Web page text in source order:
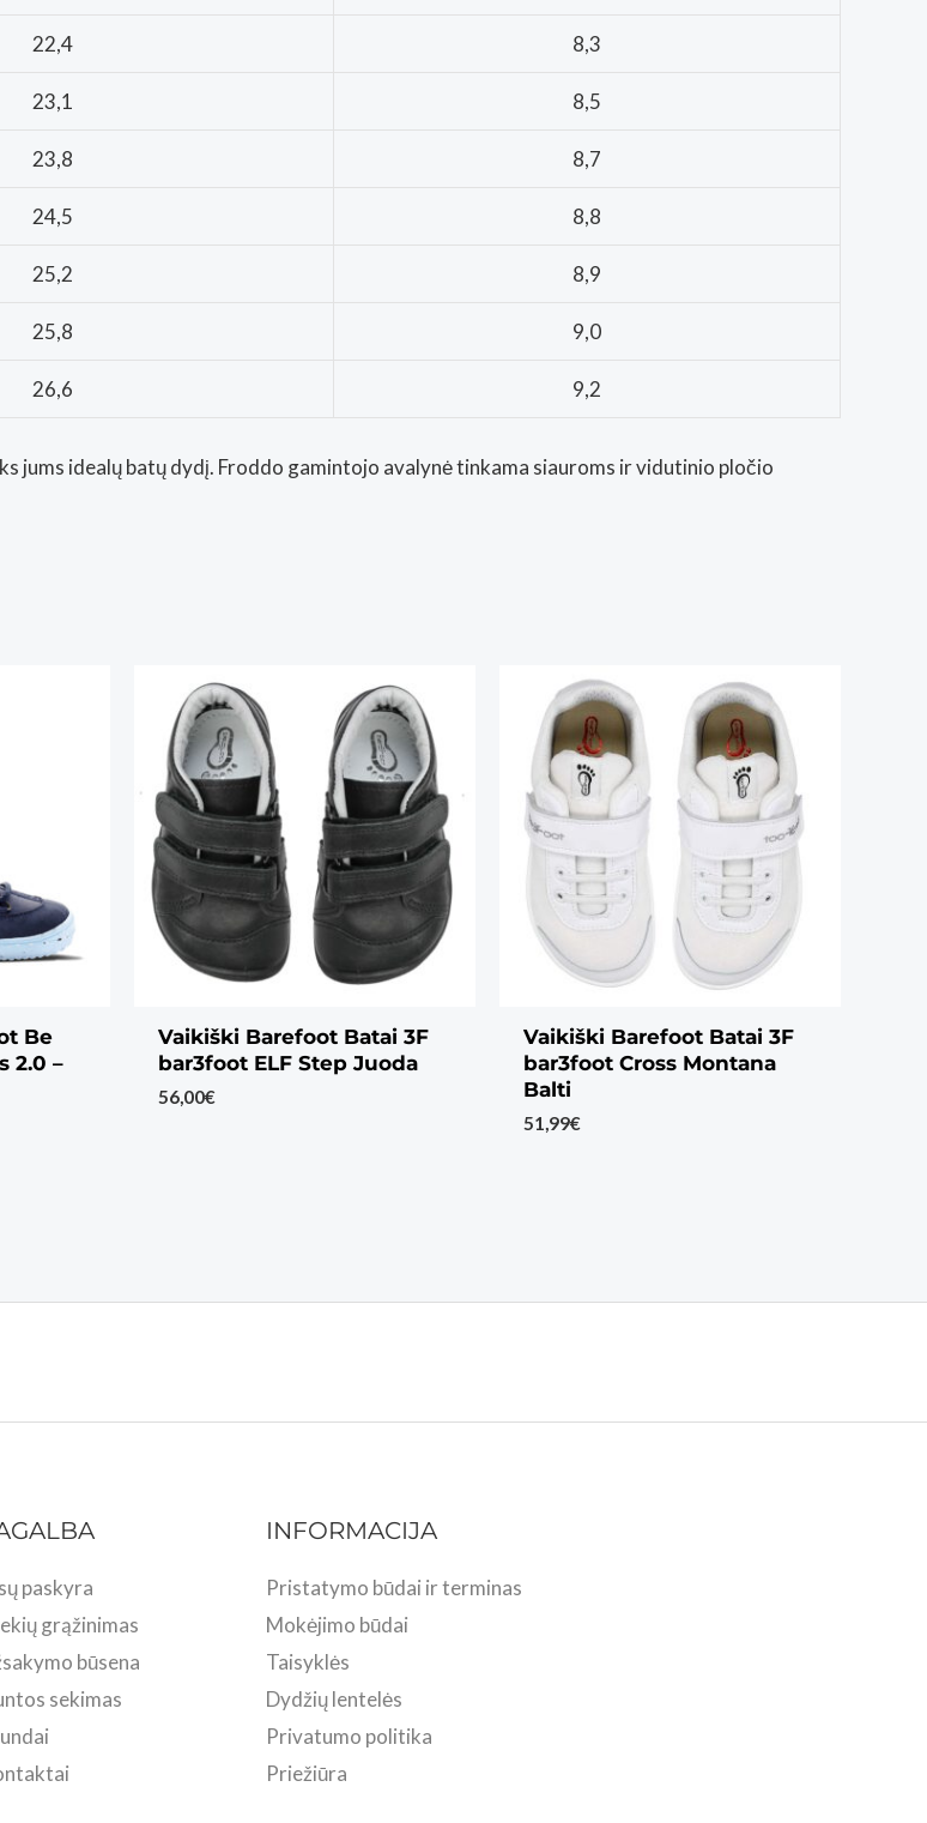
22,4 8,3
23,1 8,5
23,8 8,7
24,5 8,8
25,2 8,9
25,8 9,0
26,6 9,2
jums idealų batų dydį. Froddo gamintojo avalynė tinkama siauroms ir vidutinio pločio
Be
2.0 –
Vaikiški Barefoot Batai 3F
bar3foot ELF Step Juoda
56,00€
Vaikiški Barefoot Batai 3F
bar3foot Cross Montana
Balti
51,99€
paskyra
grąžinimas
būsena
sekimas
INFORMACIJA
Pristatymo būdai ir terminas
Mokėjimo būdai
Taisyklės
Dydžių lentelės
Privatumo politika
Priežiūra